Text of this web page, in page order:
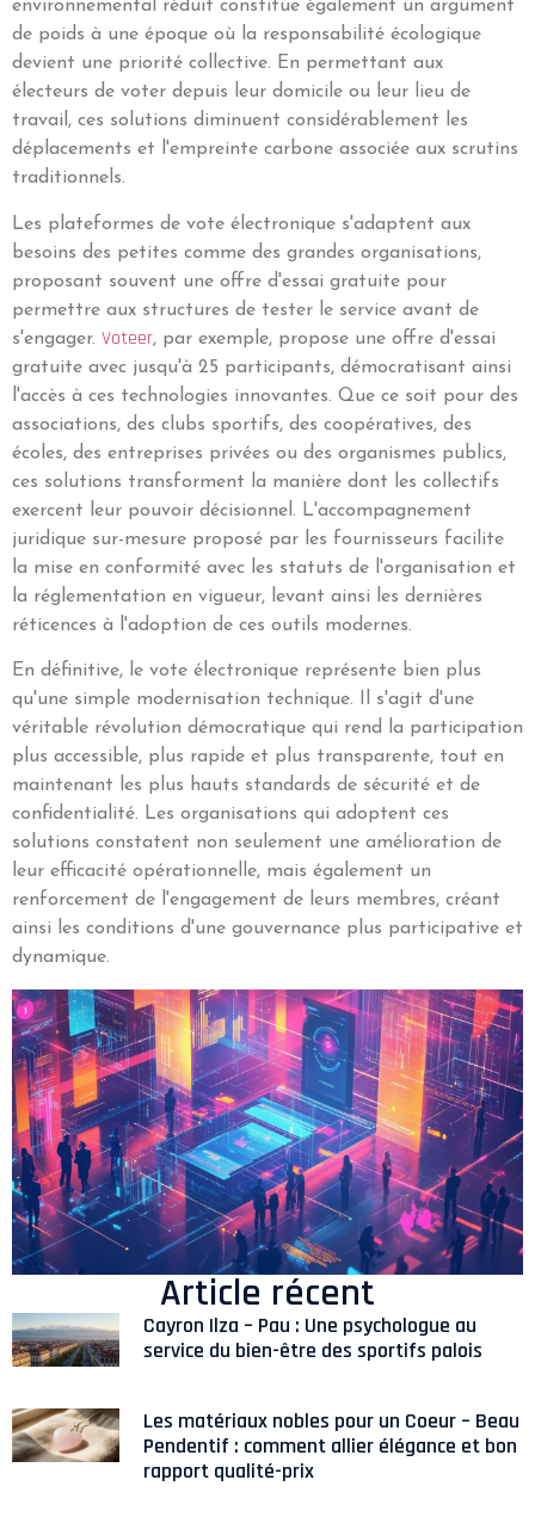
Article récent
Cayron Ilza – Pau : Une psychologue au
service du bien-être des sportifs palois
Les matériaux nobles pour un Coeur – Beau
Pendentif : comment allier élégance et bon
rapport qualité-prix
environnemental réduit constitue également un argument
de poids à une époque où la responsabilité écologique
devient une priorité collective. En permettant aux
électeurs de voter depuis leur domicile ou leur lieu de
travail, ces solutions diminuent considérablement les
déplacements et l'empreinte carbone associée aux scrutins
traditionnels.
Les plateformes de vote électronique s'adaptent aux
besoins des petites comme des grandes organisations,
proposant souvent une offre d'essai gratuite pour
permettre aux structures de tester le service avant de
s'engager. Voteer, par exemple, propose une offre d'essai
gratuite avec jusqu'à 25 participants, démocratisant ainsi
l'accès à ces technologies innovantes. Que ce soit pour des
associations, des clubs sportifs, des coopératives, des
écoles, des entreprises privées ou des organismes publics,
ces solutions transforment la manière dont les collectifs
exercent leur pouvoir décisionnel. L'accompagnement
juridique sur-mesure proposé par les fournisseurs facilite
la mise en conformité avec les statuts de l'organisation et
la réglementation en vigueur, levant ainsi les dernières
réticences à l'adoption de ces outils modernes.
En définitive, le vote électronique représente bien plus
qu'une simple modernisation technique. Il s'agit d'une
véritable révolution démocratique qui rend la participation
plus accessible, plus rapide et plus transparente, tout en
maintenant les plus hauts standards de sécurité et de
confidentialité. Les organisations qui adoptent ces
solutions constatent non seulement une amélioration de
leur efficacité opérationnelle, mais également un
renforcement de l'engagement de leurs membres, créant
ainsi les conditions d'une gouvernance plus participative et
dynamique.